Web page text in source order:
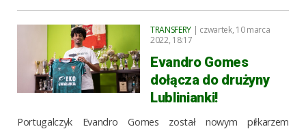
TRANSFERY | czwartek, 10 marca
2022, 18:17
Evandro Gomes
dołącza do drużyny
Lublinianki!
Portugalczyk Evandro Gomes został nowym piłkarzem